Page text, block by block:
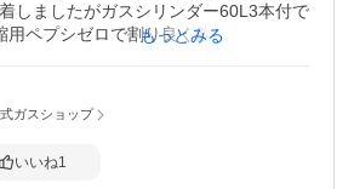
しましたがガスシリンダー60L3本付で
ペプシゼロで割り良く飲むのでガス
ネクト ガスシリンダー 60L 2本セット
セット4本を購入と「【新規用】ソー
購入しました､2本ずつ消費したら次
もっとみる
ガスショップ
いいね1